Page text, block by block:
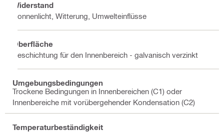
Widerstand
Sonnenlicht, Witterung, Umwelteinflüsse
Oberfläche
Beschichtung für den Innenbereich - galvanisch verzinkt
Umgebungsbedingungen
Trockene Bedingungen in Innenbereichen (C1) oder
Innenbereiche mit vorübergehender Kondensation (C2)
Temperaturbeständigkeit